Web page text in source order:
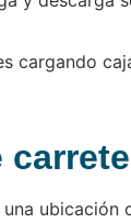
cargando
ubicación